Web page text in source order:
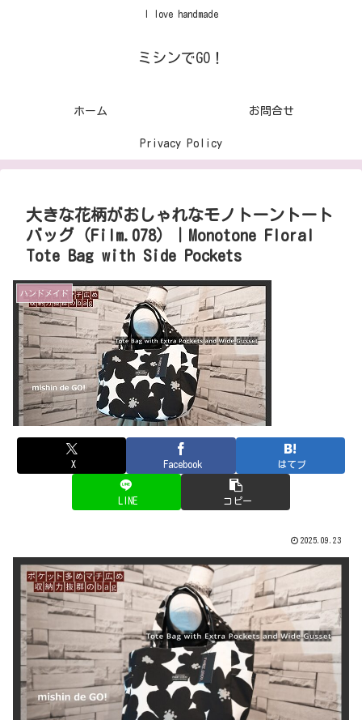
I love handmade
ミシンでGO！
ホーム お問合せ
Privacy Policy
大きな花柄がおしゃれなモノトーントート
バッグ（Film.078）｜Monotone Floral
Tote Bag with Side Pockets
ハンドメイド
X Facebook はてブ
LINE コピー
2025.09.23